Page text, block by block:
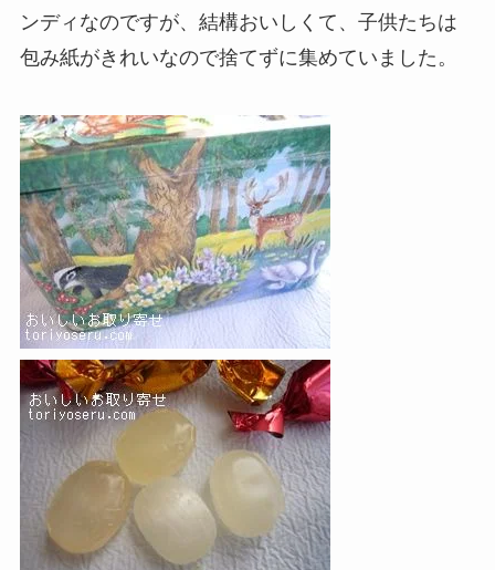
ンディなのですが、結構おいしくて、子供たちは
包み紙がきれいなので捨てずに集めていました。